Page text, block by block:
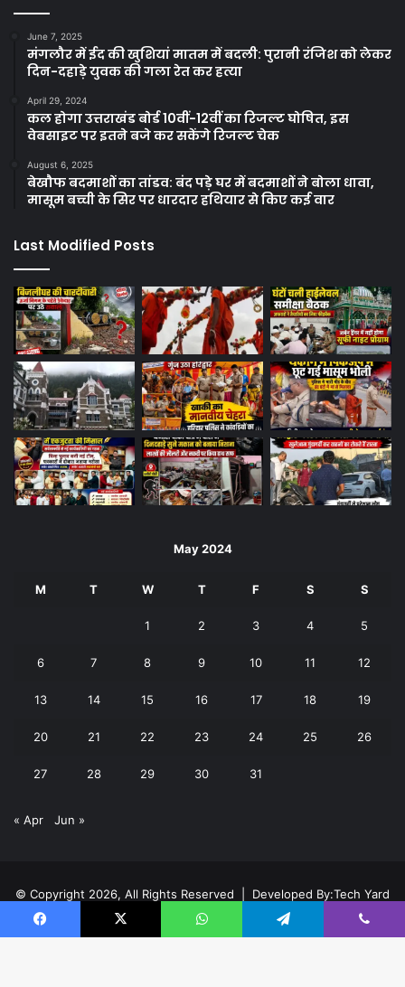
June 7, 2025
मंगलौर में ईद की खुशियां मातम में बदली: पुरानी रंजिश को लेकर
दिन-दहाड़े युवक की गला रेत कर हत्या
April 29, 2024
कल होगा उत्तराखंड बोर्ड 10वीं-12वीं का रिजल्ट घोषित, इस
वेबसाइट पर इतने बजे कर सकेंगे रिजल्ट चेक
August 6, 2025
बेखौफ बदमाशों का तांडव: बंद पड़े घर में बदमाशों ने बोला धावा,
मासूम बच्ची के सिर पर धारदार हथियार से किए कई वार
Last Modified Posts
May 2024
M T W T F S S
1 2 3 4 5
6 7 8 9 10 11 12
13 14 15 16 17 18 19
20 21 22 23 24 25 26
27 28 29 30 31
« Apr Jun »
© Copyright 2026, All Rights Reserved | Developed By:Tech Yard
Labs
Facebook X WhatsApp Telegram Viber